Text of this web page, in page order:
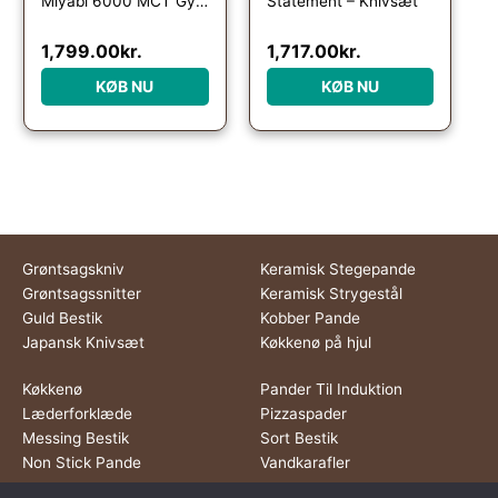
1,799.00kr.
KØB NU
1,717.00kr.
KØB NU
Grøntsagskniv
Grøntsagssnitter
Guld Bestik
Japansk Knivsæt
Keramisk Stegepande
Keramisk Strygestål
Kobber Pande
Køkkenø på hjul
Køkkenø
Læderforklæde
Messing Bestik
Non Stick Pande
Pander Til Induktion
Pizzaspader
Sort Bestik
Vandkarafler